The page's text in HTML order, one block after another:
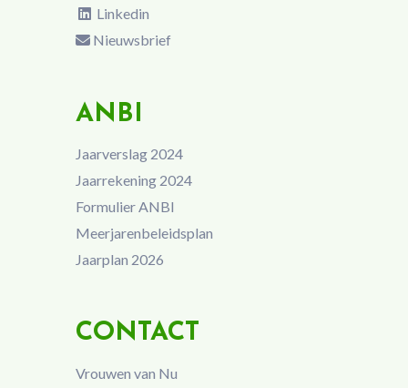
Linkedin
Nieuwsbrief
ANBI
Jaarverslag 2024
Jaarrekening 2024
Formulier ANBI
Meerjarenbeleidsplan
Jaarplan 2026
CONTACT
Vrouwen van Nu